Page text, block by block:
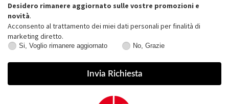
Desidero rimanere aggiornato sulle vostre promozioni e
novità.
Acconsento al trattamento dei miei dati personali per finalità di
marketing diretto.
Voglio
Si, Voglio rimanere aggiornato
Grazie
No, Grazie